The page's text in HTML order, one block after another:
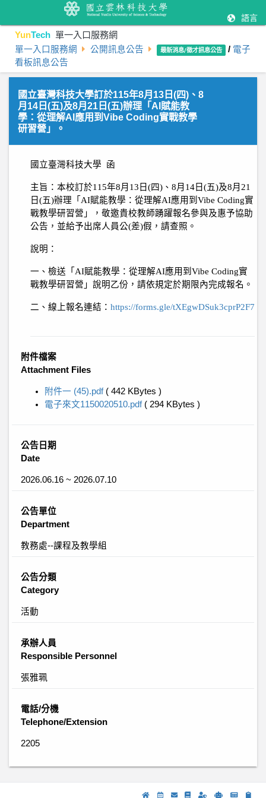
語言
YunTech 單一入口服務網
單一入口服務網 公開訊息公告 最新消息/徵才訊息公告 / 電子
看板訊息公告
國立臺灣科技大學訂於115年8月13日(四)、8
月14日(五)及8月21日(五)辦理「AI賦能教
學：從理解AI應用到Vibe Coding實戰教學
研習營」。
國立臺灣科技大學 函
主旨： 本校訂於115年8月 13 日 (四) 、 8月 14日 (五)及8月 21
日 (五)辦理「 AI賦能教學：從理解AI應用到 Vibe Coding實
戰教學研習營」，敬邀貴校教師踴躍報名參與及惠予協助
公告，並給予出席人員公(差)假，請查照。
說明：
一、 檢送「 AI賦能教學：從理解AI應用到 Vibe Coding實
戰教學研習營」說明乙份，請依規定於期限內完成報名。
二、線上報名連結： https://forms.gle/tXEgwDSuk3cprP2F7
附件檔案
Attachment Files
附件一 (45).pdf ( 442 KBytes )
電子來文1150020510.pdf ( 294 KBytes )
公告日期
Date
2026.06.16 ~ 2026.07.10
公告單位
Department
教務處--課程及教學組
公告分類
Category
活動
承辦人員
Responsible Personnel
張雅珮
電話/分機
Telephone/Extension
2205